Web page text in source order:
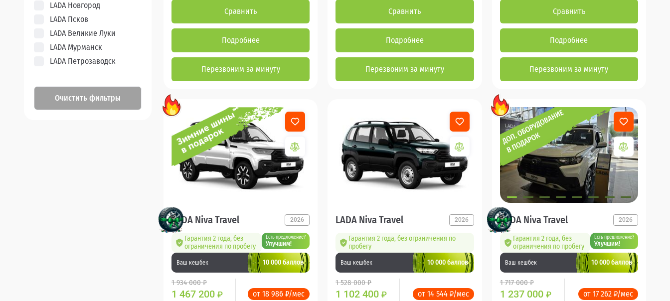
LADA Новгород
LADA Псков
LADA Великие Луки
LADA Мурманск
LADA Петрозаводск
Очистить фильтры
Сравнить
Подробнее
Перезвоним за минуту
Сравнить
Подробнее
Перезвоним за минуту
Сравнить
Подробнее
Перезвоним за минуту
LADA Niva Travel 2026
Гарантия 2 года, без
ограничения по пробегу
Есть предложение?
Улучшим!
Ваш кешбек 10 000 баллов
1 934 000 ₽
1 467 200 ₽ от 18 986 ₽/мес
LADA Niva Travel 2026
Гарантия 2 года, без ограничения по
пробегу
Ваш кешбек 10 000 баллов
1 528 000 ₽
1 102 400₽ от 14 544 ₽/мес
LADA Niva Travel 2026
Гарантия 2 года, без
ограничения по пробегу
Есть предложение?
Улучшим!
Ваш кешбек 10 000 баллов
1 717 000 ₽
1 237 000 ₽ от 17 262 ₽/мес